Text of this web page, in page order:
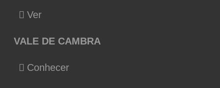
Ver
VALE DE CAMBRA
Conhecer